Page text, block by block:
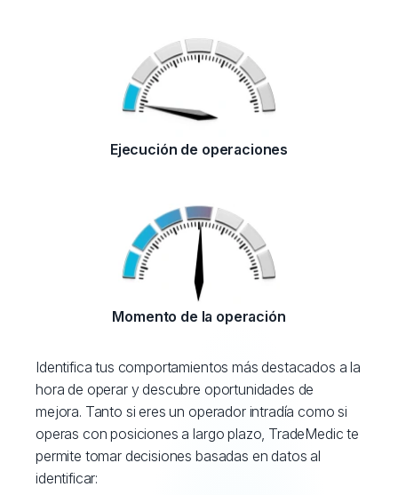
Ejecución de operaciones
Momento de la operación
Identifica tus comportamientos más destacados a la
hora de operar y descubre oportunidades de
mejora. Tanto si eres un operador intradía como si
operas con posiciones a largo plazo, TradeMedic te
permite tomar decisiones basadas en datos al
identificar: